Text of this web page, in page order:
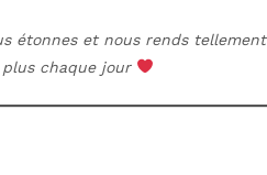
étonnes et nous rends tellement
chaque jour